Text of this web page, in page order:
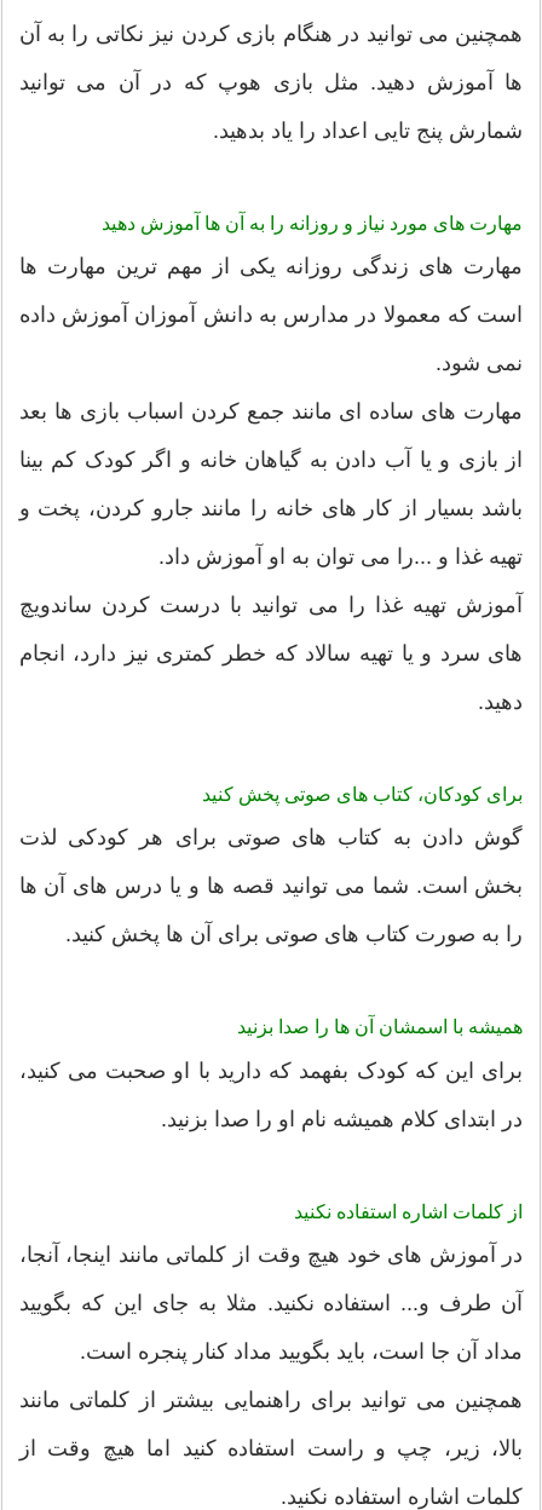
همچنین می توانید در هنگام بازی کردن نیز نکاتی را به آن
ها آموزش دهید. مثل بازی هوپ که در آن می توانید
شمارش پنج تایی اعداد را یاد بدهید.
مهارت های مورد نیاز و روزانه را به آن ها آموزش دهید
مهارت های زندگی روزانه یکی از مهم ترین مهارت ها
است که معمولا در مدارس به دانش آموزان آموزش داده
نمی شود.
مهارت های ساده ای مانند جمع کردن اسباب بازی ها بعد
از بازی و یا آب دادن به گیاهان خانه و اگر کودک کم بینا
باشد بسیار از کار های خانه را مانند جارو کردن، پخت و
تهیه غذا و ...را می توان به او آموزش داد.
آموزش تهیه غذا را می توانید با درست کردن ساندویچ
های سرد و یا تهیه سالاد که خطر کمتری نیز دارد، انجام
دهید.
برای کودکان، کتاب های صوتی پخش کنید
گوش دادن به کتاب های صوتی برای هر کودکی لذت
بخش است. شما می توانید قصه ها و یا درس های آن ها
را به صورت کتاب های صوتی برای آن ها پخش کنید.
همیشه با اسمشان آن ها را صدا بزنید
برای این که کودک بفهمد که دارید با او صحبت می کنید،
در ابتدای کلام همیشه نام او را صدا بزنید.
از کلمات اشاره استفاده نکنید
در آموزش های خود هیچ وقت از کلماتی مانند اینجا، آنجا،
آن طرف و... استفاده نکنید. مثلا به جای این که بگویید
مداد آن جا است، باید بگویید مداد کنار پنجره است.
همچنین می توانید برای راهنمایی بیشتر از کلماتی مانند
بالا، زیر، چپ و راست استفاده کنید اما هیچ وقت از
کلمات اشاره استفاده نکنید.